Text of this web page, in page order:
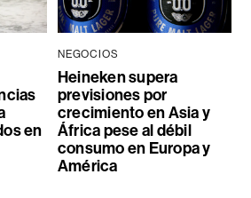
en
NEGOCIOS
Heineken supera
previsiones por
crecimiento en Asia y
África pese al débil
consumo en Europa y
América